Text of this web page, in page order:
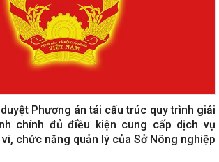
duyệt Phương án tái cấu trúc quy trình giải
chính đủ điều kiện cung cấp dịch vụ
chức năng quản lý của Sở Nông nghiệp